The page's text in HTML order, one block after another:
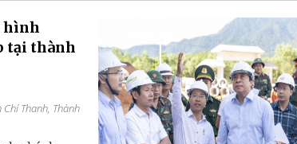
hình
tại thành
Thanh, Thành